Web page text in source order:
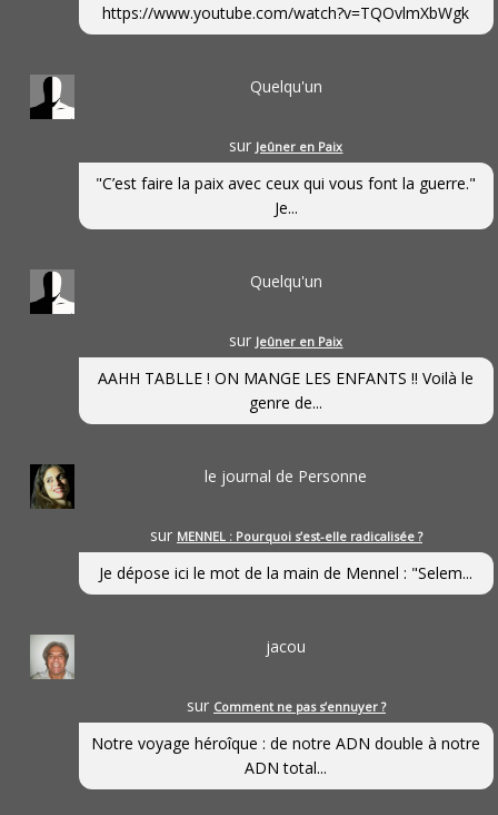
https://www.youtube.com/watch?v=TQOvlmXbWgk
Quelqu'un
sur Jeûner en Paix
"C’est faire la paix avec ceux qui vous font la guerre."
Je...
Quelqu'un
sur Jeûner en Paix
AAHH TABLLE ! ON MANGE LES ENFANTS !! Voilà le
genre de...
le journal de Personne
sur MENNEL : Pourquoi s’est-elle radicalisée ?
Je dépose ici le mot de la main de Mennel : "Selem...
jacou
sur Comment ne pas s’ennuyer ?
Notre voyage héroîque : de notre ADN double à notre
ADN total...